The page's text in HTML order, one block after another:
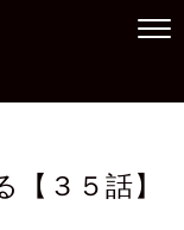
３５話】